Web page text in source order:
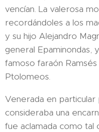
vencían. La valerosa
recordándoles a los
y su hijo Alejandro
general Epaminondas,
famoso faraón
Ptolomeos.
Venerada en
consideraba una
fue aclamada como tal